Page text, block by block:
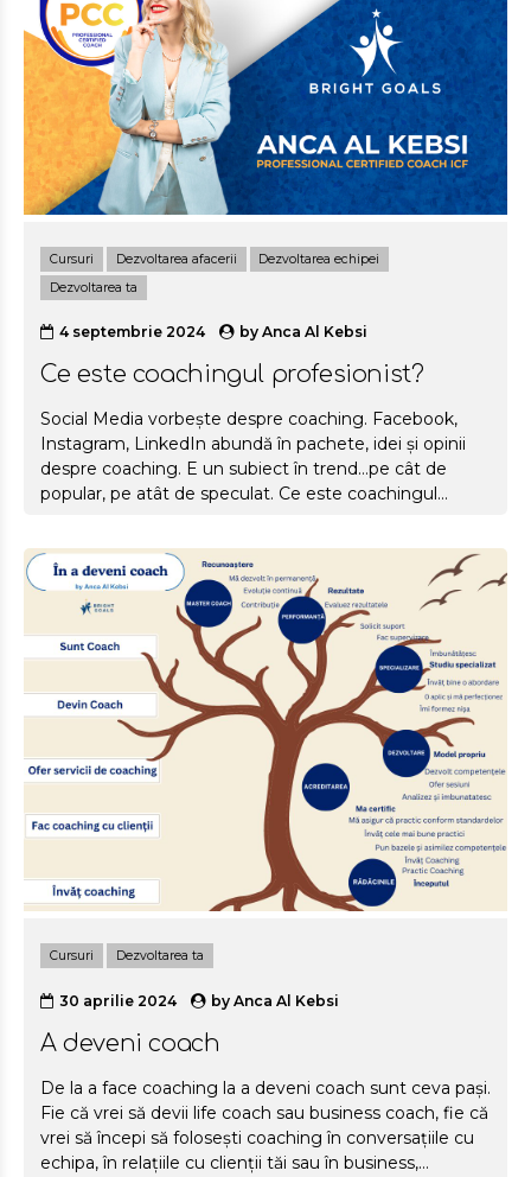
profesionist? În acest articol ne propunem să vorbim
despre rezultatele din coaching. Despre ce face un
coach și cum se vede intervenția sa în creșterea
personală, profesională, a afacerilor sau a echipelor.
Înainte de a parcurge...
Cursuri Dezvoltarea afacerii
Dezvoltarea echipei
Dezvoltarea ta
4 septembrie 2024 byAnca Al Kebsi
Ce este coachingul profesionist?
Social Media vorbește despre coaching. Facebook,
Instagram, LinkedIn abundă în pachete, idei și opinii
despre coaching. E un subiect în trend…pe cât de
popular, pe atât de speculat. Ce este coachingul
profesionist? În calitate de coach profesionist
certificat, am simțit des că misiunea mea este să aduc
claritate în piață. Multe din postările mele fac educație
și explică definiția coachigului, beneficiile, ce înseamnă
să devii Life Coach sau Business Coach. Pentru cei
care își doresc să afle ce este cu adevărat coachingul
și ce îl face profesionist, acest articol sper să aducă
un...
Cursuri Dezvoltarea ta
30 aprilie 2024 byAnca Al Kebsi
A deveni coach
De la a face coaching la a deveni coach sunt ceva pași.
Fie că vrei să devii life coach sau business coach, fie că
vrei să începi să folosești coaching în conversațiile cu
echipa, în relațiile cu clienții tăi sau în business,